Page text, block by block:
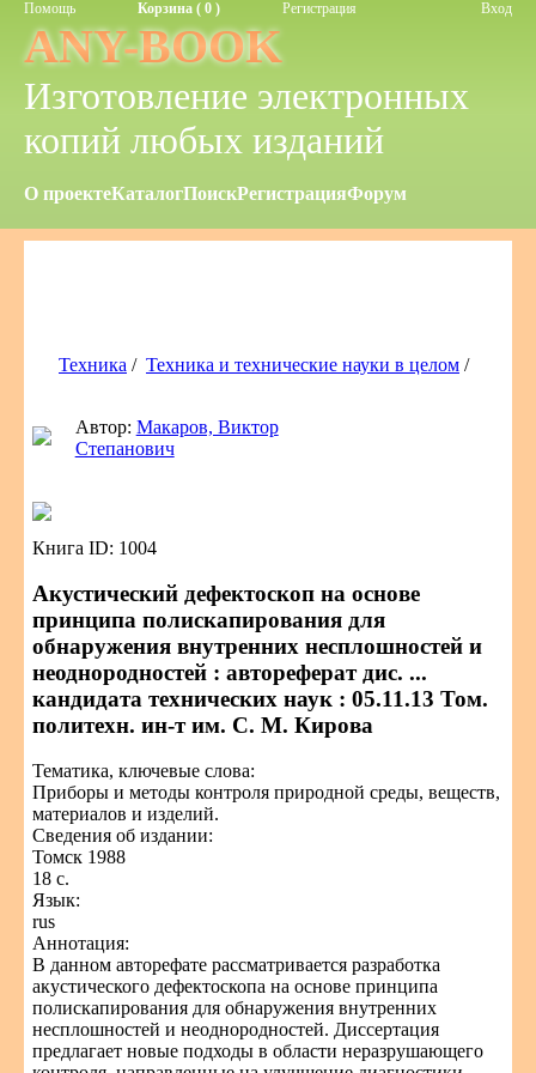
Помощь Корзина ( 0 ) Регистрация Вход
ANY-BOOK
Изготовление электронных
копий любых изданий
О проектеКаталогПоискРегистрацияФорум
Техника / Техника и технические науки в целом /
Автор: Макаров, Виктор
Степанович
Книга ID: 1004
Акустический дефектоскоп на основе
принципа полискапирования для
обнаружения внутренних несплошностей и
неоднородностей : автореферат дис. ...
кандидата технических наук : 05.11.13 Том.
политехн. ин-т им. С. М. Кирова
Тематика, ключевые слова:
Приборы и методы контроля природной среды, веществ,
материалов и изделий.
Сведения об издании:
Томск 1988
18 с.
Язык:
rus
Аннотация:
В данном авторефате рассматривается разработка
акустического дефектоскопа на основе принципа
полискапирования для обнаружения внутренних
несплошностей и неоднородностей. Диссертация
предлагает новые подходы в области неразрушающего